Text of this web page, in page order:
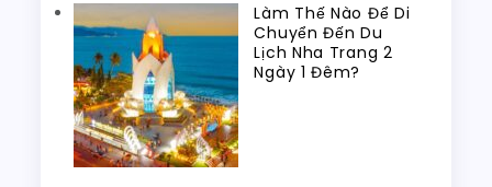
Làm Thế Nào Để Di
Chuyển Đến Du
Lịch Nha Trang 2
Ngày 1 Đêm?